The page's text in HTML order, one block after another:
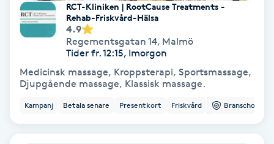
Extensions borttagning
Eyeliner-tatuering
RCT-Kliniken | RootCause Treatments -
Rehab-Friskvård-Hälsa
4.9
Regementsgatan 14, Malmö
Tider fr. 12:15, Imorgon
Medicinsk massage, Kroppsterapi, Sportsmassage,
Djupgående massage, Klassisk massage.
Kampanj Betala senare Presentkort Friskvård Branschorg.